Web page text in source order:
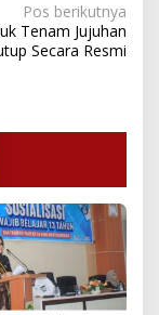
Pos berikutnya
Tenam Jujuhan
Secara Resmi